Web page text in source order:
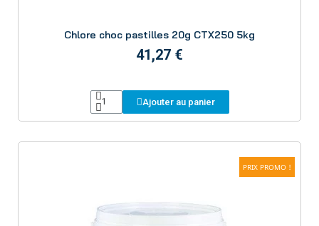
Chlore choc pastilles 20g CTX250 5kg
41,27 €
Ajouter au panier
PRIX PROMO !